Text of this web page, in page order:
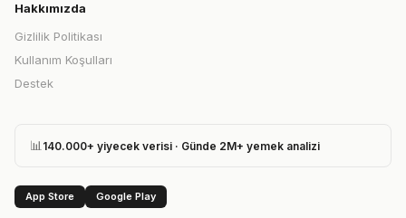
Hakkımızda
Gizlilik Politikası
Kullanım Koşulları
Destek
📊 140.000+ yiyecek verisi · Günde 2M+ yemek analizi
App Store Google Play